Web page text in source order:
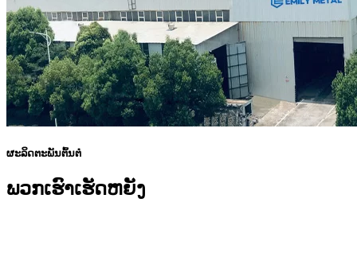
ຜະລິດຕະພັນຕົ້ນຕໍ
ພວກ​ເຮົາ​ເຮັດ​ຫຍັງ